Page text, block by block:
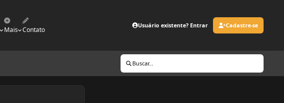
Mais Contato
Usuário existente? Entrar Cadastre-se
Buscar...